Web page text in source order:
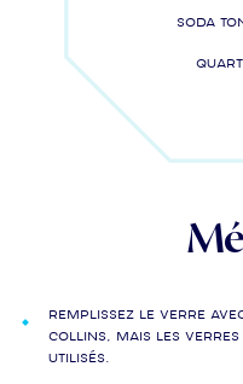
Soda
Remplissez le verre
Collins, mais les
utilisés.